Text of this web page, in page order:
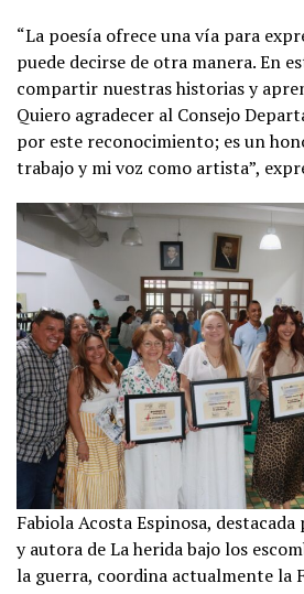
“La poesía ofrece una vía para
puede decirse de otra manera. En
compartir nuestras historias y
Quiero agradecer al Consejo
por este reconocimiento; es un
trabajo y mi voz como artista”,
Fabiola Acosta Espinosa,
y autora de La herida bajo los
la guerra, coordina actualmente la